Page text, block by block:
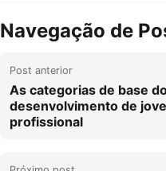
Navegação de
Post anterior
As categorias de base
desenvolvimento de
profissional